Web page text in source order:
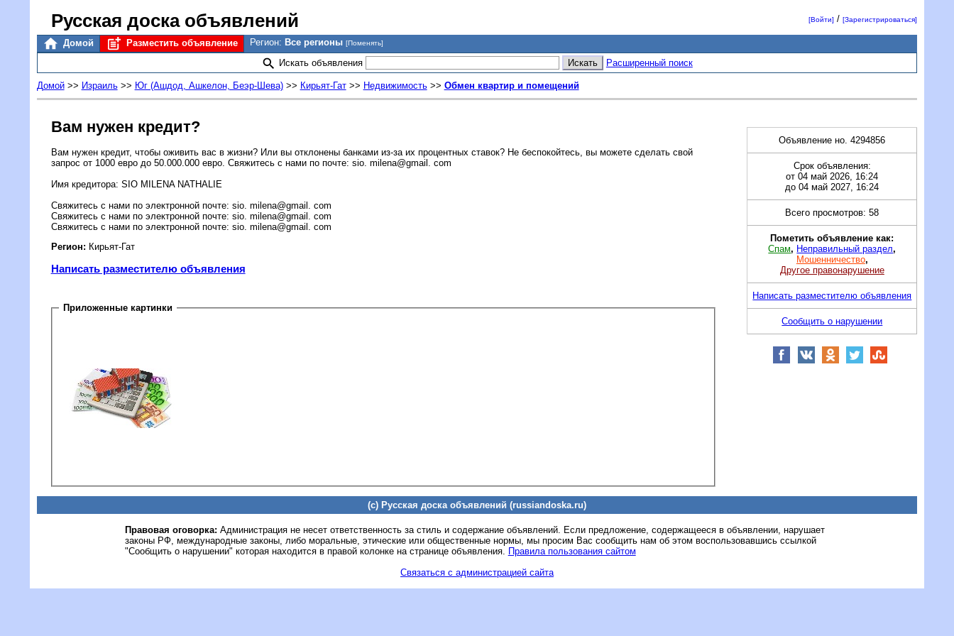
Русская доска объявлений [Войти] /[Зарегистрироваться]
Домой Разместить объявление Регион: Все регионы [Поменять]
Искать объявления Расширенный поиск
Домой>> Израиль>> Юг (Ашдод, Ашкелон, Беэр-Шева)>> Кирьят-Гат>> Недвижимость>> Обмен квартир и помещений
Вам нужен кредит?
Вам нужен кредит, чтобы оживить вас в жизни? Или вы отклонены банками из-за их процентных ставок? Не беспокойтесь, вы можете сделать свой
запрос от 1000 евро до 50.000.000 евро. Свяжитесь с нами по почте: sio. milena@gmail. com
Имя кредитора: SIO MILENA NATHALIE
Свяжитесь с нами по электронной почте: sio. milena@gmail. com
Свяжитесь с нами по электронной почте: sio. milena@gmail. com
Свяжитесь с нами по электронной почте: sio. milena@gmail. com
Регион: Кирьят-Гат
Написать разместителю объявления
Приложенные картинки
Объявление но. 4294856
Срок объявления:
от 04 май 2026, 16:24
до 04 май 2027, 16:24
Всего просмотров: 58
Пометить объявление как:
Спам, Неправильный раздел,
Мошенничество,
Другое правонарушение
Написать разместителю объявления
Сообщить о нарушении
(c) Русская доска объявлений (russiandoska.ru)
Правовая оговорка: Администрация не несет ответственность за стиль и содержание объявлений. Если предложение, содержащееся в объявлении, нарушает
законы РФ, международные законы, либо моральные, этические или общественные нормы, мы просим Вас сообщить нам об этом воспользовавшись ссылкой
"Сообщить о нарушении" которая находится в правой колонке на странице объявления. Правила пользования сайтом
Связаться с администрацией сайта